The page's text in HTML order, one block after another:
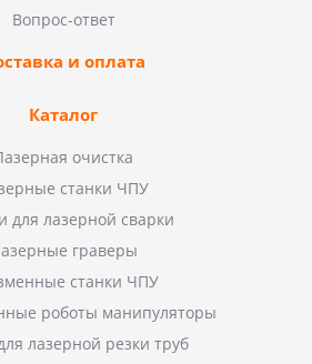
Вопрос-ответ
и оплата
Каталог
очистка
станки ЧПУ
для лазерной сварки
граверы
станки ЧПУ
роботы манипуляторы
лазерной резки труб